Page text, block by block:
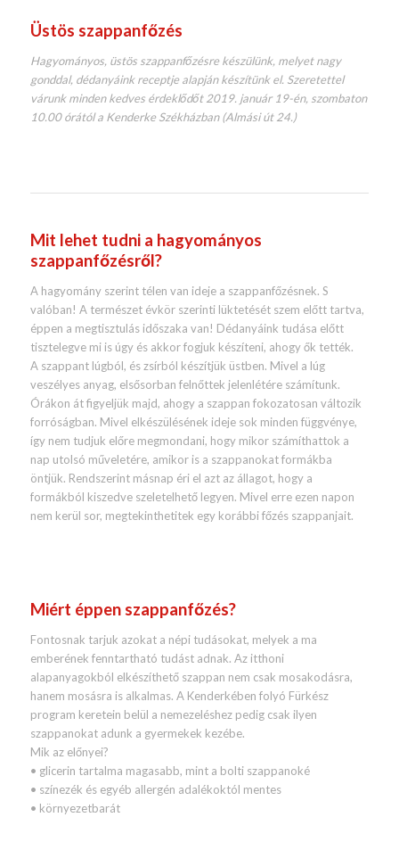
Üstös szappanfőzés
Hagyományos, üstös szappanfőzésre készülünk, melyet nagy
gonddal, dédanyáink receptje alapján készítünk el. Szeretettel
várunk minden kedves érdeklődőt 2019. január 19-én, szombaton
10.00 órától a Kenderke Székházban (Almási út 24.)
Mit lehet tudni a hagyományos
szappanfőzésről?
A hagyomány szerint télen van ideje a szappanfőzésnek. S
valóban! A természet évkör szerinti lüktetését szem előtt tartva,
éppen a megtisztulás időszaka van! Dédanyáink tudása előtt
tisztelegve mi is úgy és akkor fogjuk készíteni, ahogy ők tették.
A szappant lúgból, és zsírból készítjük üstben. Mivel a lúg
veszélyes anyag, elsősorban felnőttek jelenlétére számítunk.
Órákon át figyeljük majd, ahogy a szappan fokozatosan változik
forróságban. Mivel elkészülésének ideje sok minden függvénye,
így nem tudjuk előre megmondani, hogy mikor számíthattok a
nap utolsó műveletére, amikor is a szappanokat formákba
öntjük. Rendszerint másnap éri el azt az állagot, hogy a
formákból kiszedve szeletelhető legyen. Mivel erre ezen napon
nem kerül sor, megtekinthetitek egy korábbi főzés szappanjait.
Miért éppen szappanfőzés?
Fontosnak tarjuk azokat a népi tudásokat, melyek a ma
emberének fenntartható tudást adnak. Az itthoni
alapanyagokból elkészíthető szappan nem csak mosakodásra,
hanem mosásra is alkalmas. A Kenderkében folyó Fürkész
program keretein belül a nemezeléshez pedig csak ilyen
szappanokat adunk a gyermekek kezébe.
Mik az előnyei?
• glicerin tartalma magasabb, mint a bolti szappanoké
• színezék és egyéb allergén adalékoktól mentes
• környezetbarát